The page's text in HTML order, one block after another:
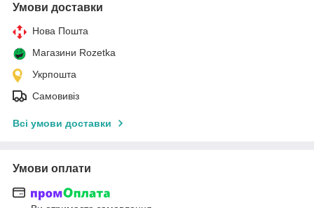
Умови доставки
Нова Пошта
Магазини Rozetka
Укрпошта
Самовивіз
Всі умови доставки
Умови оплати